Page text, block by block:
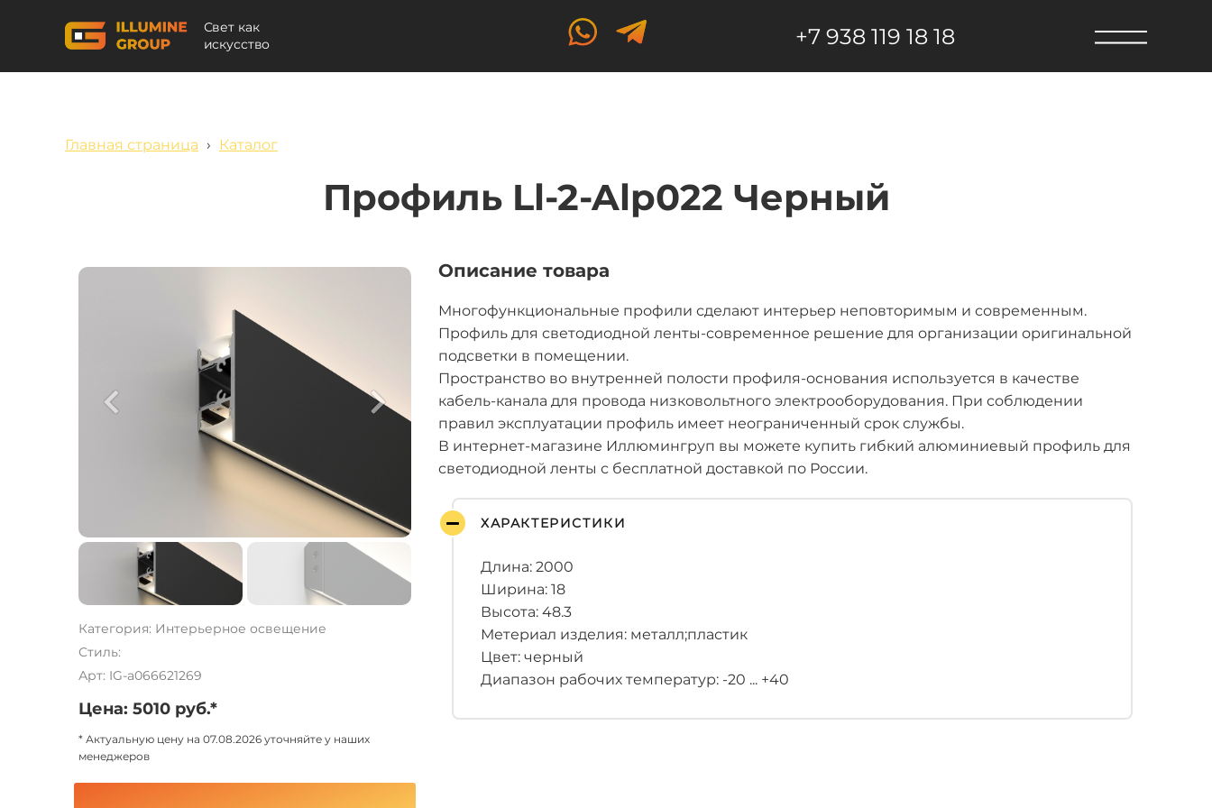
Свет как
искусство
+7 938 119 18 18
Главная страница › Каталог
Профиль Ll-2-Alp022 Черный
Категория: Интерьерное освещение
Стиль:
Арт: IG-a066621269
Цена: 5010 руб.*
* Актуальную цену на 07.08.2026 уточняйте у наших
менеджеров
Описание товара
Многофункциональные профили сделают интерьер неповторимым и современным.
Профиль для светодиодной ленты-современное решение для организации оригинальной
подсветки в помещении.
Пространство во внутренней полости профиля-основания используется в качестве
кабель-канала для провода низковольтного электрооборудования. При соблюдении
правил эксплуатации профиль имеет неограниченный срок службы.
В интернет-магазине Иллюмингруп вы можете купить гибкий алюминиевый профиль для
светодиодной ленты с бесплатной доставкой по России.
ХАРАКТЕРИСТИКИ
Длина: 2000
Ширина: 18
Высота: 48.3
Метериал изделия: металл;пластик
Цвет: черный
Диапазон рабочих температур: -20 ... +40